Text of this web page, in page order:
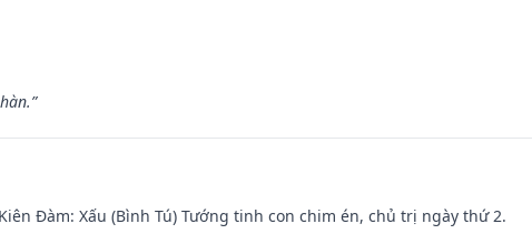
Đàm: Xấu (Bình Tú) Tướng tinh con chim én, chủ trị ngày thứ 2.